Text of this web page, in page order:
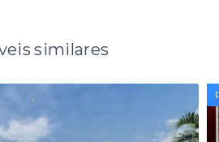
similares